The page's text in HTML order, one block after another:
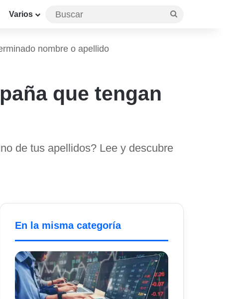
Varios
nombre o apellido
que tengan
de tus apellidos? Lee y descubre
En la misma categoría